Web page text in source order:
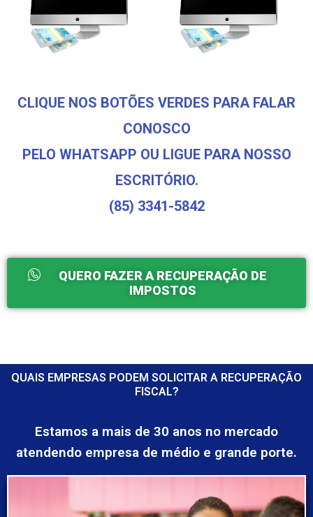
CLIQUE NOS BOTÕES VERDES PARA FALAR
CONOSCO
PELO WHATSAPP OU LIGUE PARA NOSSO
ESCRITÓRIO.
(85) 3341-5842
QUERO FAZER A RECUPERAÇÃO DE
IMPOSTOS
QUAIS EMPRESAS PODEM SOLICITAR A RECUPERAÇÃO
FISCAL?
Estamos a mais de 30 anos no mercado
atendendo empresa de médio e grande porte.